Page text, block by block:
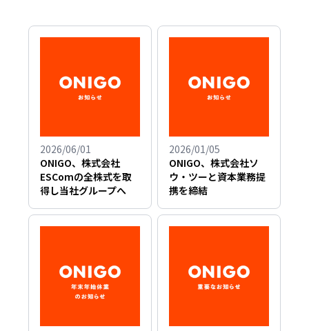
2026/06/01
ONIGO、株式会社
ESComの全株式を取
得し当社グループへ
2026/01/05
ONIGO、株式会社ソ
ウ・ツーと資本業務提
携を締結